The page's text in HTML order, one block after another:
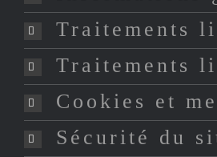
Traitements
Traitements
Cookies et
Sécurité du